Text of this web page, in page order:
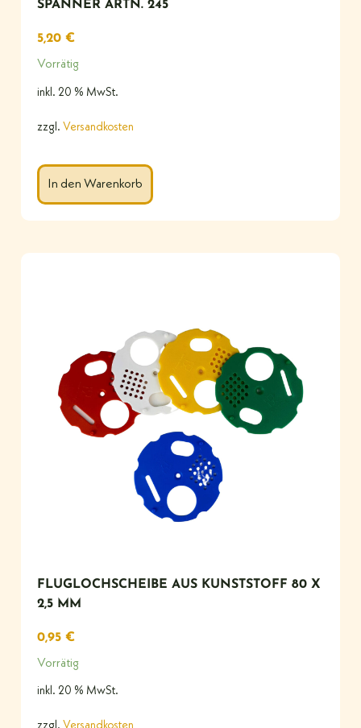
SPANNER ARTN. 245
5,20 €
Vorrätig
inkl. 20 % MwSt.
zzgl. Versandkosten
In den Warenkorb
FLUGLOCHSCHEIBE AUS KUNSTSTOFF 80 X
2,5 MM
0,95 €
Vorrätig
inkl. 20 % MwSt.